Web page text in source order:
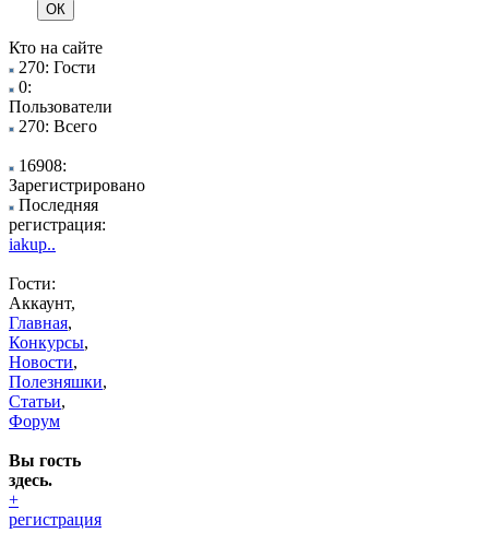
Кто на сайте
270: Гости
0:
Пользователи
270: Всего
16908:
Зарегистрировано
Последняя
регистрация:
iakup..
Гости:
Аккаунт,
Главная,
Конкурсы,
Новости,
Полезняшки,
Статьи,
Форум
Вы гость
здесь.
+
регистрация